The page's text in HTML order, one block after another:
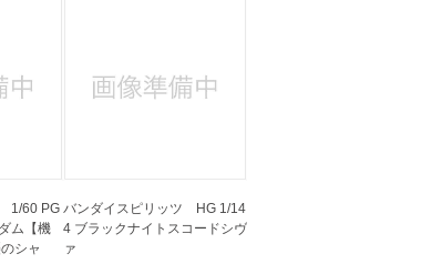
1/60 PG
ム【機
シャ
バンダイスピリッツ HG 1/14
4 ブラックナイトスコードシヴ
ァ